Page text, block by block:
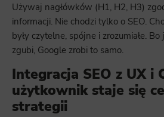
Używaj nagłówków (H1, H2, H3)
informacji. Nie chodzi tylko o SEO.
były czytelne, spójne i zrozumiałe.
zgubi, Google zrobi to samo.
Integracja SEO z UX i
użytkownik staje się
strategii